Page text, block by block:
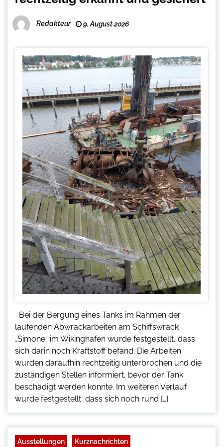
Redakteur 9. August 2026
Bei der Bergung eines Tanks im Rahmen der
laufenden Abwrackarbeiten am Schiffswrack
„Simone“ im Wikinghafen wurde festgestellt, dass
sich darin noch Kraftstoff befand. Die Arbeiten
wurden daraufhin rechtzeitig unterbrochen und die
zuständigen Stellen informiert, bevor der Tank
beschädigt werden konnte. Im weiteren Verlauf
wurde festgestellt, dass sich noch rund […]
Ausstellungen Kurznachrichten